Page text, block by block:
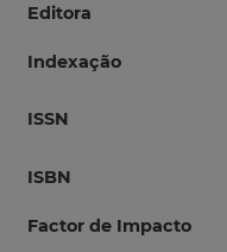
Editora
Indexação
ISSN
ISBN
Factor de Impacto